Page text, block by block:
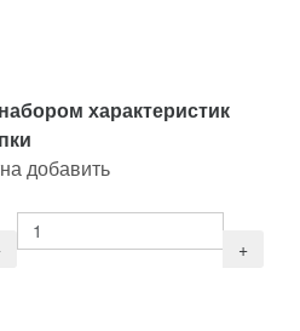
характеристик
добавить